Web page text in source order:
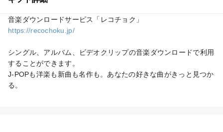
https://recochoku.jp/
シングル、アルバム、ビデオクリップの音楽ダウンロードで利用
することができます。
J-POPも洋楽も新曲も名作も。あなたの好きな曲がきっと見つか
る。